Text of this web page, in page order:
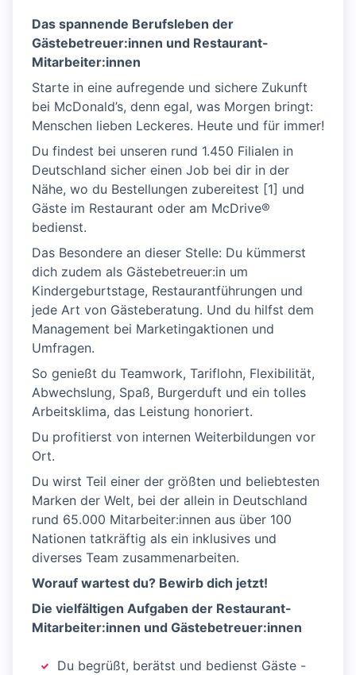
Das spannende Berufsleben der
Gästebetreuer:innen und Restaurant-
Mitarbeiter:innen
Starte in eine aufregende und sichere Zukunft
bei McDonald’s, denn egal, was Morgen bringt:
Menschen lieben Leckeres. Heute und für immer!
Du findest bei unseren rund 1.450 Filialen in
Deutschland sicher einen Job bei dir in der
Nähe, wo du Bestellungen zubereitest [1] und
Gäste im Restaurant oder am McDrive®
bedienst.
Das Besondere an dieser Stelle: Du kümmerst
dich zudem als Gästebetreuer:in um
Kindergeburtstage, Restaurantführungen und
jede Art von Gästeberatung. Und du hilfst dem
Management bei Marketingaktionen und
Umfragen.
So genießt du Teamwork, Tariflohn, Flexibilität,
Abwechslung, Spaß, Burgerduft und ein tolles
Arbeitsklima, das Leistung honoriert.
Du profitierst von internen Weiterbildungen vor
Ort.
Du wirst Teil einer der größten und beliebtesten
Marken der Welt, bei der allein in Deutschland
rund 65.000 Mitarbeiter:innen aus über 100
Nationen tatkräftig als ein inklusives und
diverses Team zusammenarbeiten.
Worauf wartest du? Bewirb dich jetzt!
Die vielfältigen Aufgaben der Restaurant-
Mitarbeiter:innen und Gästebetreuer:innen
Du begrüßt, berätst und bedienst Gäste -